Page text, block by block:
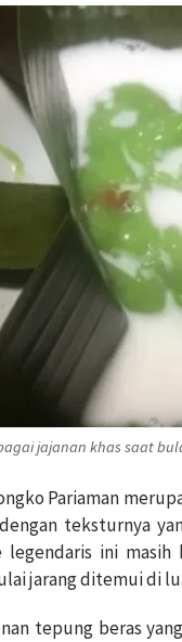
jajanan khas saat
Pariaman
teksturnya
ini masih
jarang ditemui di
tepung beras